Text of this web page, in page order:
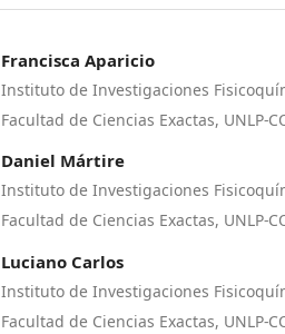
Francisca Aparicio
Instituto de Investigaciones
Facultad de Ciencias Exactas, UNLP-
Daniel Mártire
Instituto de Investigaciones
Facultad de Ciencias Exactas, UNLP-
Luciano Carlos
Instituto de Investigaciones
Facultad de Ciencias Exactas, UNLP-